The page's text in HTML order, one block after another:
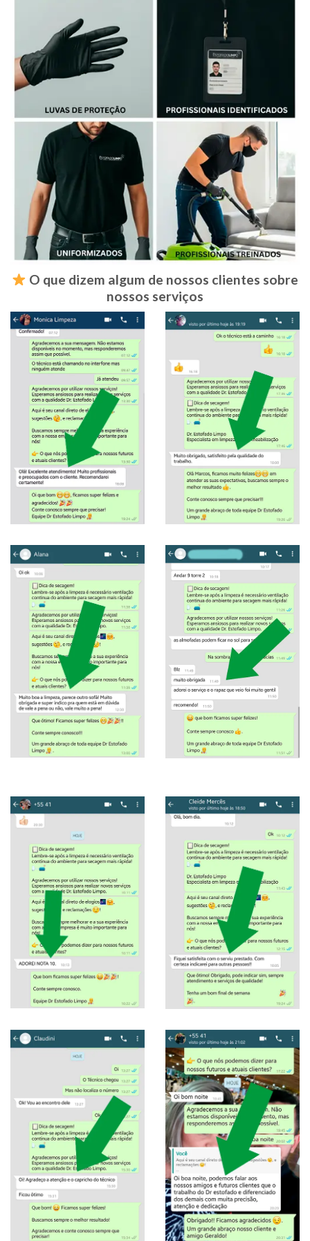
O que dizem algum de nossos clientes sobre
nossos serviços